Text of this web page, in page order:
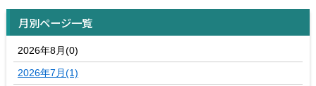
月別ページ一覧
2026年8月(0)
2026年7月(1)